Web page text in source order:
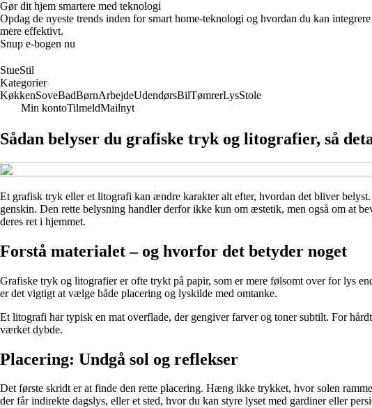
Gør dit hjem smartere med teknologi
Opdag de nyeste trends inden for smart home-teknologi og hvordan du kan
mere effektivt.
Snup e-bogen nu
StueStil
Kategorier
KøkkenSoveBadBørnArbejdeUdendørsBilTømrerLysStole
Min kontoTilmeldMailnyt
Sådan belyser du grafiske tryk og litografier, så
Et grafisk tryk eller et litografi kan ændre karakter alt efter, hvordan det bliver
genskin. Den rette belysning handler derfor ikke kun om æstetik, men også om at
deres ret i hjemmet.
Forstå materialet – og hvorfor det betyder noget
Grafiske tryk og litografier er ofte trykt på papir, som er mere følsomt over for lys
er det vigtigt at vælge både placering og lyskilde med omtanke.
Et litografi har typisk en mat overflade, der gengiver farver og toner subtilt. For
værket dybde.
Placering: Undgå sol og reflekser
Det første skridt er at finde den rette placering. Hæng ikke trykket, hvor solen
der får indirekte dagslys, eller et sted, hvor du kan styre lyset med gardiner eller